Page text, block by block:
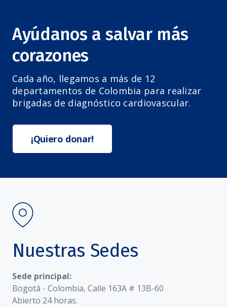
Ayúdanos a salvar más
corazones
Cada año, llegamos a más de 12
departamentos de Colombia para realizar
brigadas de diagnóstico cardiovascular.
¡Quiero donar!
Nuestras Sedes
Sede principal:
Bogotá - Colombia, Calle 163A # 13B-60
Abierto 24 horas.